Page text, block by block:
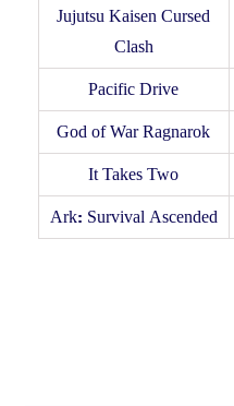
Jujutsu Kaisen Cursed
Clash
Pacific Drive
God of War Ragnarok
It Takes Two
Ark: Survival Ascended